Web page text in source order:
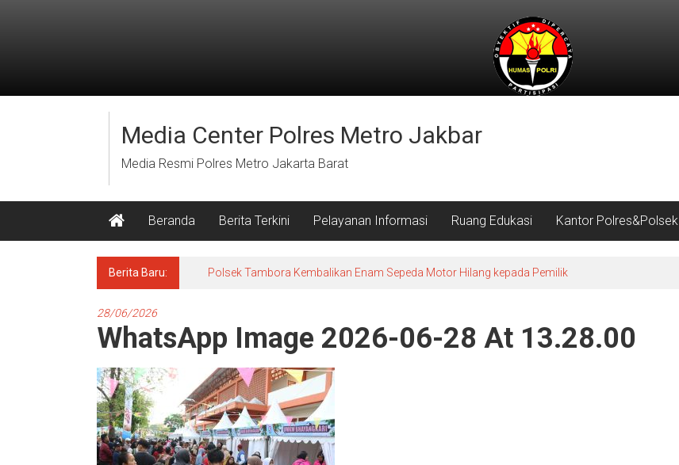
Media Center Polres Metro Jakbar
Media Resmi Polres Metro Jakarta Barat
Beranda Berita Terkini Pelayanan Informasi Ruang Edukasi Kantor Polres&Polsek
Berita Baru: Polsek Tambora Kembalikan Enam Sepeda Motor Hilang kepada Pemilik
28/06/2026
WhatsApp Image 2026-06-28 At 13.28.00